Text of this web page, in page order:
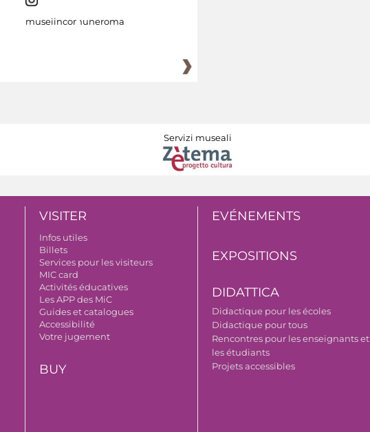
museiincomuneroma
Servizi museali
VISITER
Infos utiles
Billets
Services pour les visiteurs
MIC card
Activités éducatives
Les APP des MiC
Guides et catalogues
Accessibilité
Votre jugement
BUY
EVÉNEMENTS
EXPOSITIONS
DIDATTICA
Didactique pour les écoles
Didactique pour tous
Rencontres pour les enseignants et
les étudiants
Projets accessibles